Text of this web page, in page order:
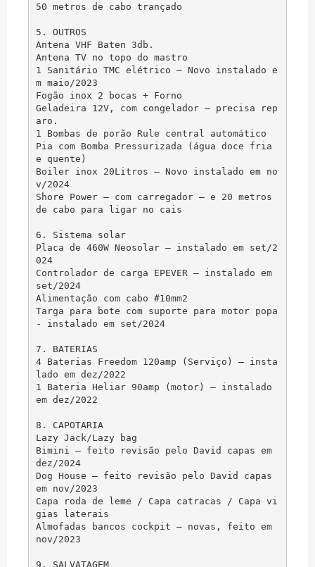
50 metros de cabo trançado
5. OUTROS
Antena VHF Baten 3db.
Antena TV no topo do mastro
1 Sanitário TMC elétrico – Novo instalado e
m maio/2023
Fogão inox 2 bocas + Forno
Geladeira 12V, com congelador – precisa rep
aro.
1 Bombas de porão Rule central automático
Pia com Bomba Pressurizada (água doce fria
e quente)
Boiler inox 20Litros – Novo instalado em no
v/2024
Shore Power – com carregador – e 20 metros
de cabo para ligar no cais
6. Sistema solar
Placa de 460W Neosolar – instalado em set/2
024
Controlador de carga EPEVER – instalado em
set/2024
Alimentação com cabo #10mm2
Targa para bote com suporte para motor popa
- instalado em set/2024
7. BATERIAS
4 Baterias Freedom 120amp (Serviço) – insta
lado em dez/2022
1 Bateria Heliar 90amp (motor) – instalado
em dez/2022
8. CAPOTARIA
Lazy Jack/Lazy bag
Bimini – feito revisão pelo David capas em
dez/2024
Dog House – feito revisão pelo David capas
em nov/2023
Capa roda de leme / Capa catracas / Capa vi
gias laterais
Almofadas bancos cockpit – novas, feito em
nov/2023
9. SALVATAGEM